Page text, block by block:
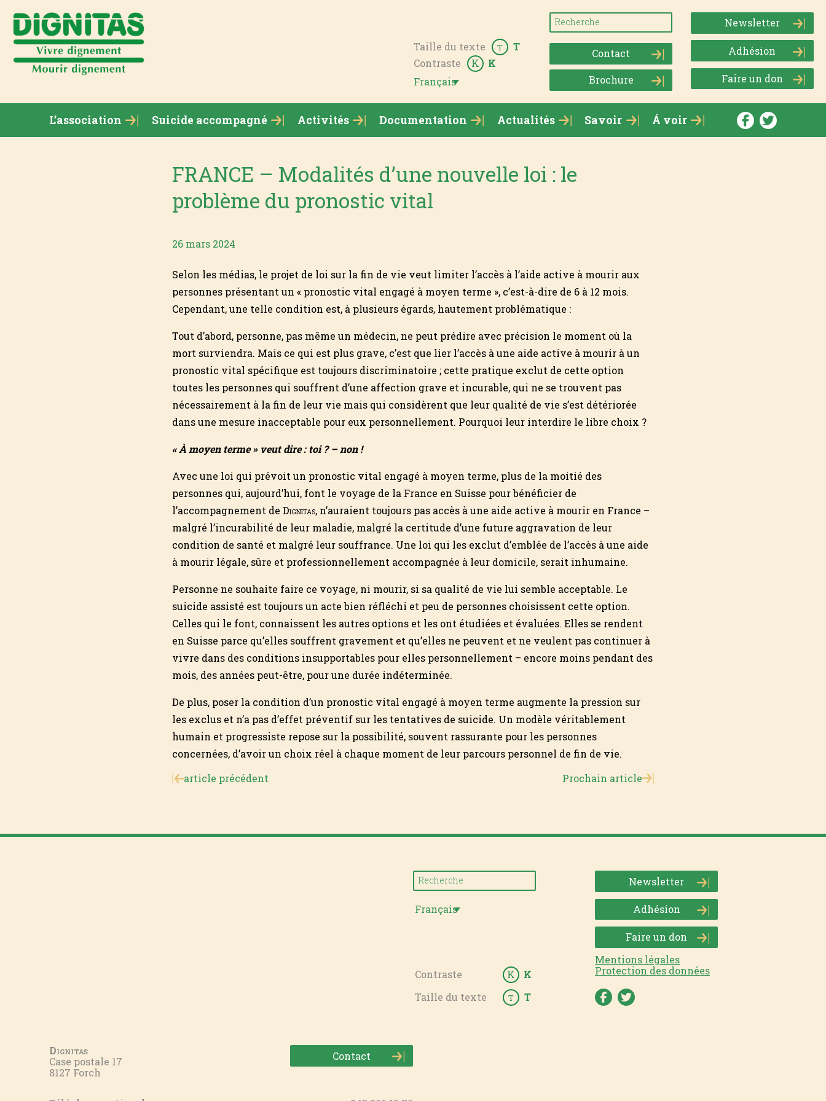
Français
Contraste K K
Taille du texte T T
Contact
Brochure
Newsletter
Adhésion
Faire un don
L’association Suicide accompagné Activités Documentation Actualités Savoir Á voir
FRANCE – Modalités d’une nouvelle loi : le
problème du pronostic vital
26 mars 2024
Selon les médias, le projet de loi sur la fin de vie veut limiter l’accès à l’aide active à mourir aux
personnes présentant un « pronostic vital engagé à moyen terme », c’est-à-dire de 6 à 12 mois.
Cependant, une telle condition est, à plusieurs égards, hautement problématique :
Tout d’abord, personne, pas même un médecin, ne peut prédire avec précision le moment où la
mort surviendra. Mais ce qui est plus grave, c’est que lier l’accès à une aide active à mourir à un
pronostic vital spécifique est toujours discriminatoire ; cette pratique exclut de cette option
toutes les personnes qui souffrent d’une affection grave et incurable, qui ne se trouvent pas
nécessairement à la fin de leur vie mais qui considèrent que leur qualité de vie s’est détériorée
dans une mesure inacceptable pour eux personnellement. Pourquoi leur interdire le libre choix ?
« À moyen terme » veut dire : toi ? – non !
Avec une loi qui prévoit un pronostic vital engagé à moyen terme, plus de la moitié des
personnes qui, aujourd’hui, font le voyage de la France en Suisse pour bénéficier de
l’accompagnement de Dignitas, n’auraient toujours pas accès à une aide active à mourir en France –
malgré l’incurabilité de leur maladie, malgré la certitude d’une future aggravation de leur
condition de santé et malgré leur souffrance. Une loi qui les exclut d’emblée de l’accès à une aide
à mourir légale, sûre et professionnellement accompagnée à leur domicile, serait inhumaine.
Personne ne souhaite faire ce voyage, ni mourir, si sa qualité de vie lui semble acceptable. Le
suicide assisté est toujours un acte bien réfléchi et peu de personnes choisissent cette option.
Celles qui le font, connaissent les autres options et les ont étudiées et évaluées. Elles se rendent
en Suisse parce qu’elles souffrent gravement et qu’elles ne peuvent et ne veulent pas continuer à
vivre dans des conditions insupportables pour elles personnellement – encore moins pendant des
mois, des années peut-être, pour une durée indéterminée.
De plus, poser la condition d’un pronostic vital engagé à moyen terme augmente la pression sur
les exclus et n’a pas d’effet préventif sur les tentatives de suicide. Un modèle véritablement
humain et progressiste repose sur la possibilité, souvent rassurante pour les personnes
concernées, d’avoir un choix réel à chaque moment de leur parcours personnel de fin de vie.
article précédent
Prochain article
Français
Contraste K
K
Taille du texte
T T
Newsletter
Adhésion
Faire un don
Mentions légales
Protection des données
Dignitas
Case postale 17
8127 Forch
Contact